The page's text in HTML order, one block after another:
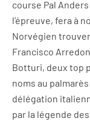
course Pal
l’épreuve, fera à
Norvégien
Francisco
Botturi, deux top
noms au
délégation
par la légende